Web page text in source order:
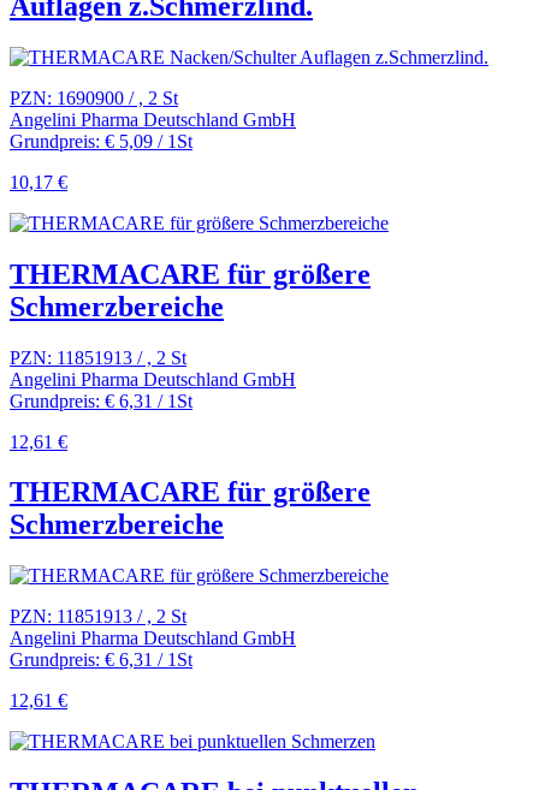
PZN: 1690900 / , 2 St
Angelini Pharma Deutschland GmbH
Grundpreis: € 5,09 / 1St
10,17 €
THERMACARE für größere
Schmerzbereiche
PZN: 11851913 / , 2 St
Angelini Pharma Deutschland GmbH
Grundpreis: € 6,31 / 1St
12,61 €
THERMACARE für größere
Schmerzbereiche
PZN: 11851913 / , 2 St
Angelini Pharma Deutschland GmbH
Grundpreis: € 6,31 / 1St
12,61 €